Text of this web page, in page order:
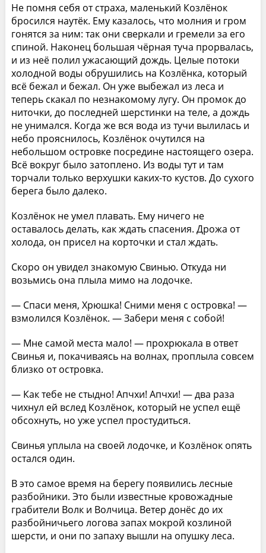
Не помня себя от страха, маленький Козлёнок
бросился наутёк. Ему казалось, что молния и гром
гонятся за ним: так они сверкали и гремели за его
спиной. Наконец большая чёрная туча прорвалась,
и из неё полил ужасающий дождь. Целые потоки
холодной воды обрушились на Козлёнка, который
всё бежал и бежал. Он уже выбежал из леса и
теперь скакал по незнакомому лугу. Он промок до
ниточки, до последней шерстинки на теле, а дождь
не унимался. Когда же вся вода из тучи вылилась и
небо прояснилось, Козлёнок очутился на
небольшом островке посредине настоящего озера.
Всё вокруг было затоплено. Из воды тут и там
торчали только верхушки каких-то кустов. До сухого
берега было далеко.
Козлёнок не умел плавать. Ему ничего не
оставалось делать, как ждать спасения. Дрожа от
холода, он присел на корточки и стал ждать.
Скоро он увидел знакомую Свинью. Откуда ни
возьмись она плыла мимо на лодочке.
— Спаси меня, Хрюшка! Сними меня с островка! —
взмолился Козлёнок. — Забери меня с собой!
— Мне самой места мало! — прохрюкала в ответ
Свинья и, покачиваясь на волнах, проплыла совсем
близко от островка.
— Как тебе не стыдно! Апчхи! Апчхи! — два раза
чихнул ей вслед Козлёнок, который не успел ещё
обсохнуть, но уже успел простудиться.
Свинья уплыла на своей лодочке, и Козлёнок опять
остался один.
В это самое время на берегу появились лесные
разбойники. Это были известные кровожадные
грабители Волк и Волчица. Ветер донёс до их
разбойничьего логова запах мокрой козлиной
шерсти, и они по запаху вышли на опушку леса.